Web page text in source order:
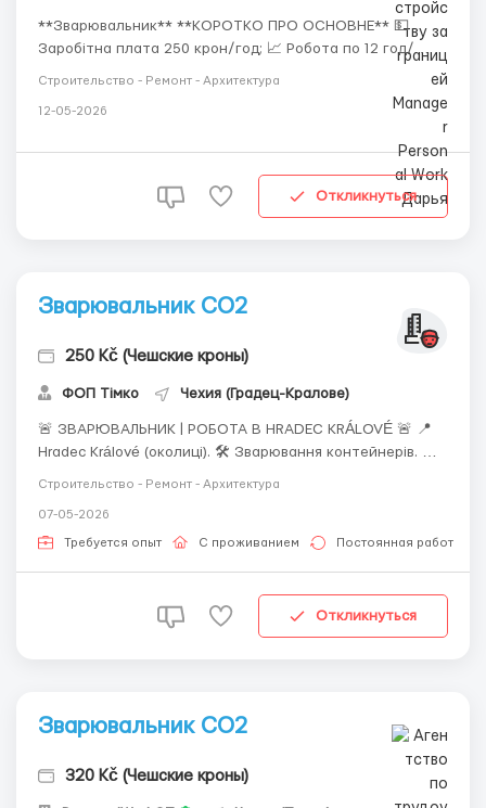
**Зварювальник** **КОРОТКО ПРО ОСНОВНЕ** 💵
Заробітна плата 250 крон/год; 📈 Робота по 12 год/
паспорт; 🤝 Офіційне працевлаштування; 🏠 Проживання
6000 крон; 📍 Острава (Чехія). 📅 **НАЙБЛИЖЧІ ЗАЇЗДИ**
Строительство - Ремонт - Архитектура
12-05-2026
Откликнуться
Зварювальник СО2
250 Kč (Чешские кроны)
ФОП Тімко Чехия (Градец-Кралове)
🚨 ЗВАРЮВАЛЬНИК | РОБОТА В HRADEC KRÁLOVÉ 🚨 📍
Hradec Králové (околиці). 🛠️ Зварювання контейнерів. 💰
18:00), пн–пт + можна брати суб...
Строительство - Ремонт - Архитектура
07-05-2026
Требуется опыт С проживанием Постоянная работа
Откликнуться
Зварювальник CO2
320 Kč (Чешские кроны)